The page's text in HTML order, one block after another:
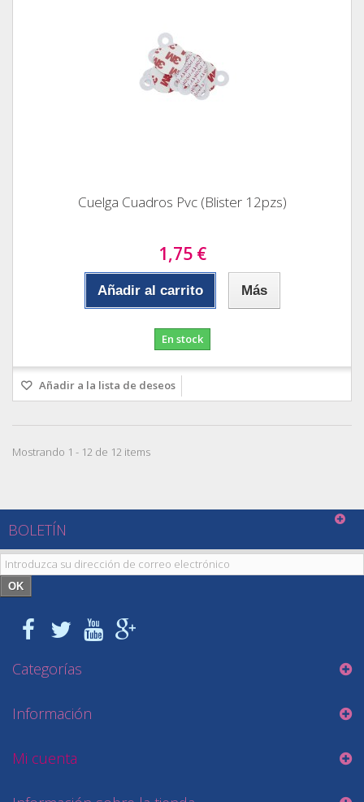
Cuelga Cuadros Pvc (Blister 12pzs)
1,75 €
Añadir al carrito Más
En stock
Añadir a la lista de deseos
Mostrando 1 - 12 de 12 items
BOLETÍN
OK
Categorías
Información
Mi cuenta